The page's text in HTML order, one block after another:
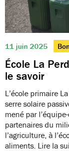
11 juin 2025
École La
le savoir
L’école primaire
serre solaire
mené par
partenaires du
l’agriculture, à
aliments. Lire la